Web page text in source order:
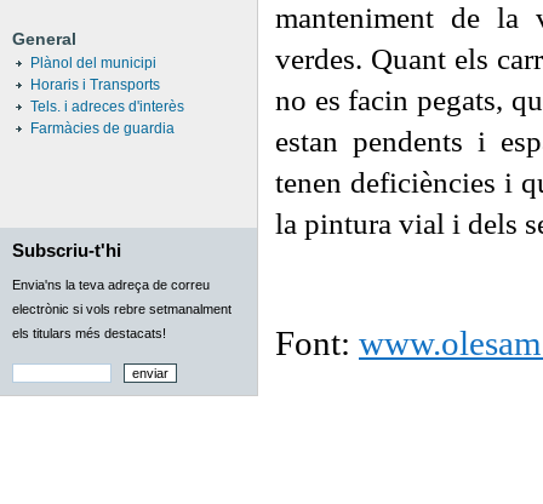
General
Plànol del municipi
Horaris i Transports
Tels. i adreces d'interès
Farmàcies de guardia
Subscriu-t'hi
Envia'ns la teva adreça de correu
electrònic si vols rebre setmanalment
els titulars més destacats!
manteniment de
verdes. Quant els
no es facin pegats,
estan pendents i
tenen deficiències i
la pintura vial i dels
Font: